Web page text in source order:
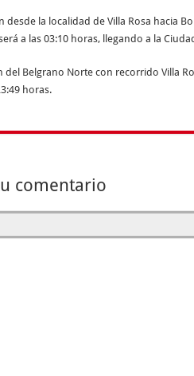
desde la localidad de Villa Rosa hacia
a las 03:10 horas, llegando a la
del Belgrano Norte con recorrido Villa
horas.
comentario